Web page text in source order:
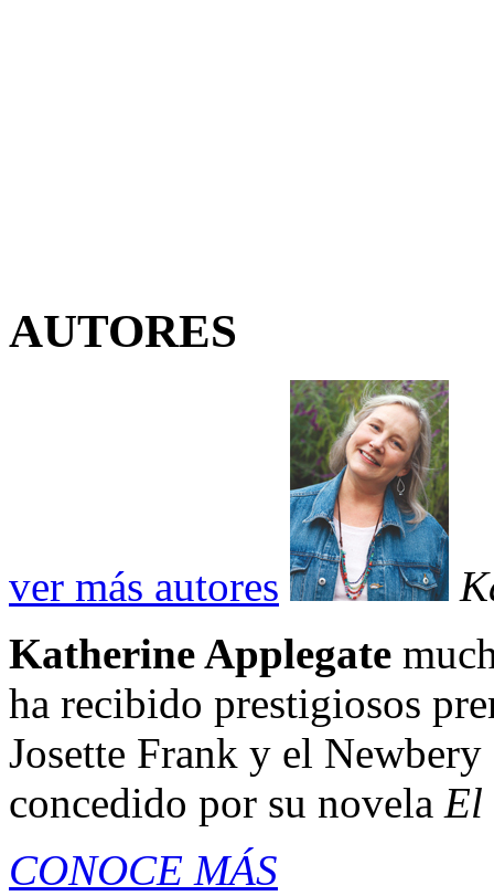
AUTORES
ver más autores
Katherine Applegate
ha recibido prestigiosos
Josette Frank y el
concedido por su novela El
CONOCE MÁS